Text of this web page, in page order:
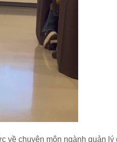
về chuyên môn ngành quản lý